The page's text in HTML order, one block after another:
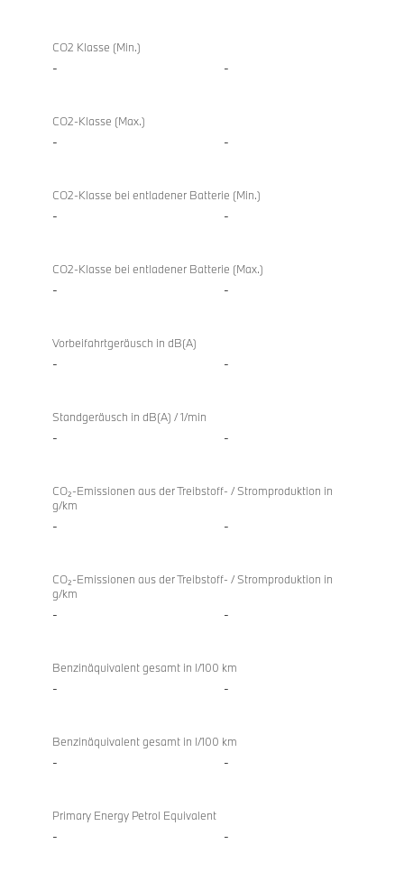
CO2 Klasse (Min.)
- -
CO2-Klasse (Max.)
- -
CO2-Klasse bei entladener Batterie (Min.)
- -
CO2-Klasse bei entladener Batterie (Max.)
- -
Vorbeifahrtgeräusch in dB(A)
- -
Standgeräusch in dB(A) / 1/min
- -
CO₂-Emissionen aus der Treibstoff- / Stromproduktion in
g/km
- -
CO₂-Emissionen aus der Treibstoff- / Stromproduktion in
g/km
- -
Benzinäquivalent gesamt in l/100 km
- -
Benzinäquivalent gesamt in l/100 km
- -
Primary Energy Petrol Equivalent
- -